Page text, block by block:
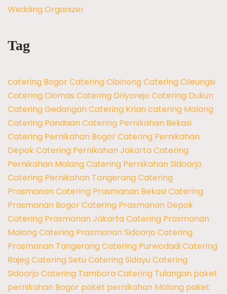
Wedding Organizer
Tag
catering BogorCatering CibinongCatering Cileungsi
Catering Ciomas Catering Driyorejo Catering Dukun
Catering GedanganCatering Kriancatering Malang
Catering PandaanCatering Pernikahan Bekasi
Catering Pernikahan BogorCatering Pernikahan
DepokCatering Pernikahan JakartaCatering
Pernikahan MalangCatering Pernikahan Sidoarjo
Catering Pernikahan TangerangCatering
PrasmananCatering Prasmanan BekasiCatering
Prasmanan BogorCatering Prasmanan Depok
Catering Prasmanan JakartaCatering Prasmanan
MalangCatering Prasmanan Sidoarjo Catering
Prasmanan TangerangCatering PurwodadiCatering
RajegCatering SetuCatering SidayuCatering
Sidoarjo Catering TamboraCatering Tulangan paket
pernikahan Bogor paket pernikahan Malang paket